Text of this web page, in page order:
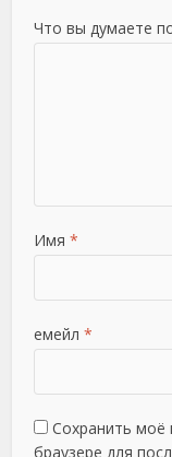
Что вы думаете
Имя *
емейл *
Сохранить моё
браузере для